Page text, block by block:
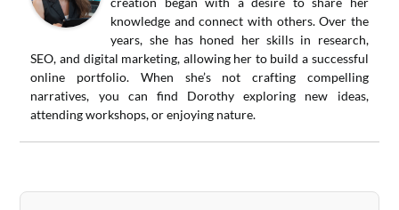
knowledge and connect with others. Over the
years, she has honed her skills in research,
SEO, and digital marketing, allowing her to build a successful
online portfolio. When she’s not crafting compelling
narratives, you can find Dorothy exploring new ideas,
attending workshops, or enjoying nature.